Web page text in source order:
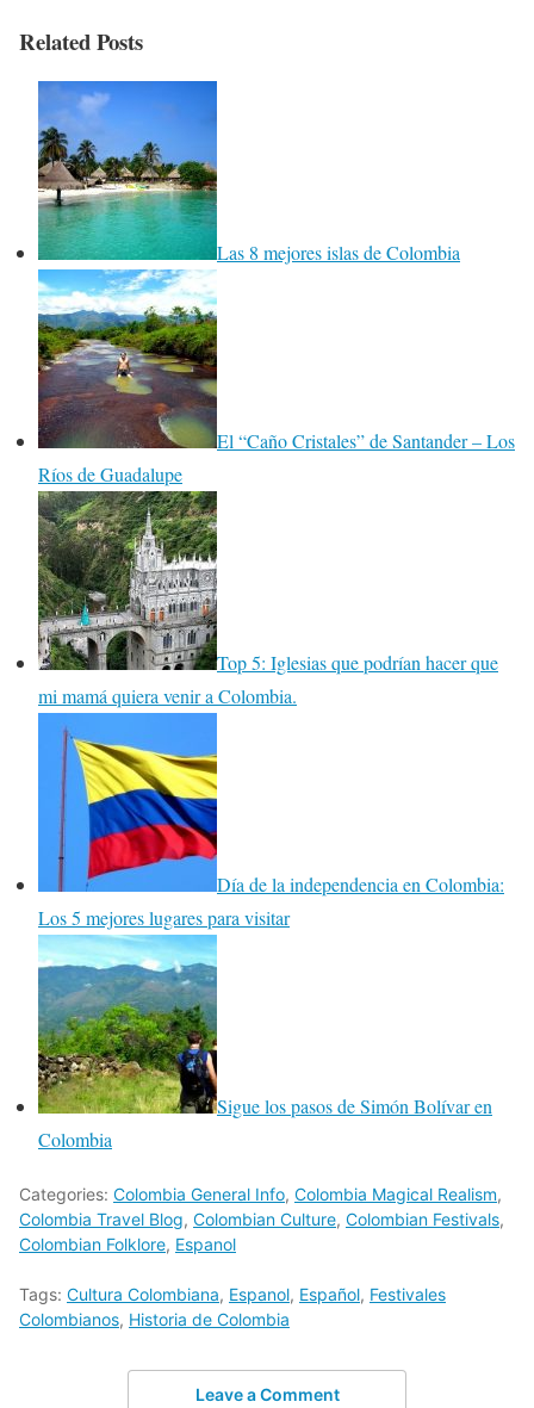
Related Posts
Las 8 mejores islas de Colombia
El “Caño Cristales” de Santander – Los
Ríos de Guadalupe
Top 5: Iglesias que podrían hacer que
mi mamá quiera venir a Colombia.
Día de la independencia en Colombia:
Los 5 mejores lugares para visitar
Sigue los pasos de Simón Bolívar en
Colombia
Categories: Colombia General Info, Colombia Magical Realism,
Colombia Travel Blog, Colombian Culture, Colombian Festivals,
Colombian Folklore, Espanol
Tags: Cultura Colombiana, Espanol, Español, Festivales
Colombianos, Historia de Colombia
Leave a Comment